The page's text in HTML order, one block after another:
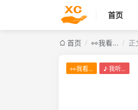
首页
首页 / 👀我看... / 正
👀我看... ♪ 我听...